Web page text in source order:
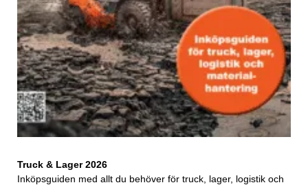
Truck & Lager 2026
Inköpsguiden med allt du behöver för truck, lager, logistik och